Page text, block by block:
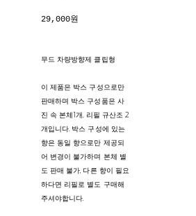
29,000원
무드 차량방향제 클립형
이 제품은 박스 구성으로만
판매하며 박스 구성품은 사
진 속 본체1개, 리필 규산조 2
개입니다. 박스 구성에 있는
향은 동일 향으로만 제공되
어 변경이 불가하며 본체 별
도 판매 불가, 다른 향이 필요
하다면 리필로 별도 구매해
주셔야합니다.